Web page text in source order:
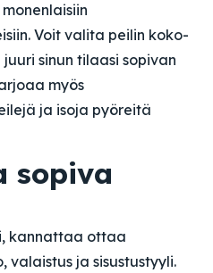
Voit valita peilin koko-
sinun tilaasi sopivan
myös
ja isoja pyöreitä
sopiva
kannattaa ottaa
valaistus ja sisustustyyli.